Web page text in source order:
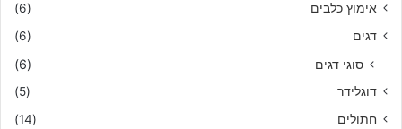
אימוץ כלבים
(6)
דגים
(6)
סוגי דגים (6)
דוגלידר
(5)
חתולים
(14)